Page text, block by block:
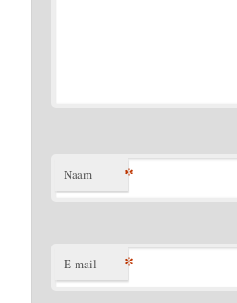
Naam *
E-mail *